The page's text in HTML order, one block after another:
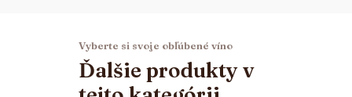
Vyberte si svoje obľúbené víno
Ďalšie produkty v